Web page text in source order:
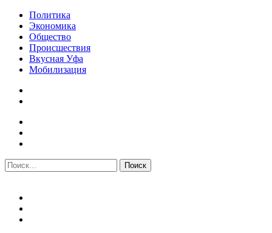
Политика
Экономика
Общество
Происшествия
Вкусная Уфа
Мобилизация